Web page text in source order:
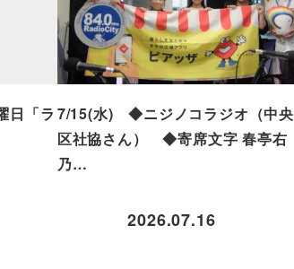
「ラ 7/15(水) ◆ニジノコラジオ（中央
区社協さん） ◆寄席文字 春亭右
乃…
2026.07.16